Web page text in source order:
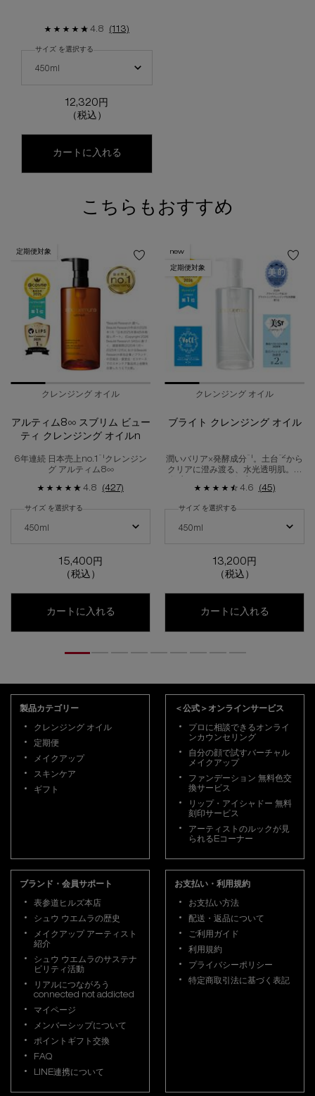
4.8 (113)
450ml
サイズ を選択する
12,320円
（税込）
カートに入れる
こちらもおすすめ
定期便対象
クレンジング オイル
アルティム8∞ スブリム ビュー
ティ クレンジング オイルn
6年連続 日本売上no.1 *1 クレンジン
グ アルティム8∞
4.8 (427)
450ml
サイズ を選択する
15,400円
（税込）
カートに入れる アルティム8∞ スブリム ビューティ クレン
new
定期便対象
クレンジング オイル
ブライト クレンジング オイル
潤いバリア×発酵成分 *1 。土台 *2 から
クリアに澄み渡る、水光透明肌。高
4.6
(45)
450ml
サイズ を選択する
13,200円
（税込）
カートに入れる
製品カテゴリー
クレンジング オイル
定期便
メイクアップ
スキンケア
ギフト
＜公式＞オンラインサービス
プロに相談できるオンライ
ンカウンセリング
自分の顔で試すバーチャル
メイクアップ
ファンデーション 無料色交
換サービス
リップ・アイシャドー 無料
刻印サービス
アーティストのルックが見
られるEコーナー
ブランド・会員サポート
表参道ヒルズ本店
シュウ ウエムラの歴史
メイクアップ アーティスト
紹介
シュウ ウエムラのサステナ
ビリティ活動
リアルにつながろう
connected not addicted
マイページ
メンバーシップについて
ポイントギフト交換
FAQ
LINE連携について
お支払い・利用規約
お支払い方法
配送・返品について
ご利用ガイド
利用規約
プライバシーポリシー
特定商取引法に基づく表記